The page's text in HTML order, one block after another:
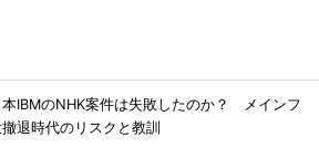
IBMのNHK案件は失敗したのか？ メインフ
退時代のリスクと教訓